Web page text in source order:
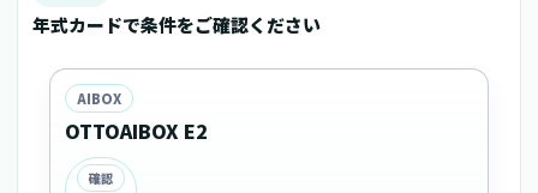
年式カードで条件をご確認ください
AIBOX
OTTOAIBOX E2
確認